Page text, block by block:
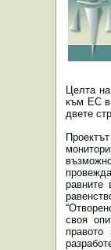
Целта
към ЕС в
двете
равните
своя